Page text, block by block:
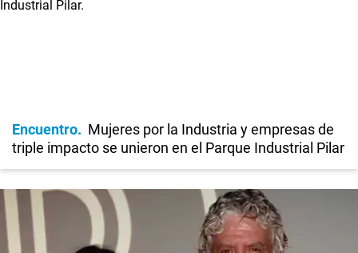
Encuentro
Mujeres por la Industria y empresas de
triple impacto se unieron en el Parque Industrial Pilar